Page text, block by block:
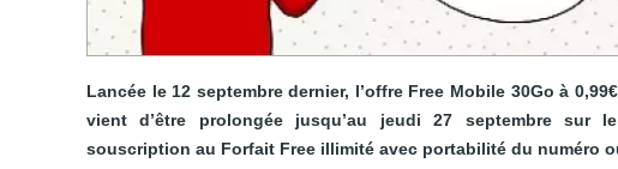
Lancée le 12 septembre dernier, l’offre Free Mobile 30Go à
vient d’être prolongée jusqu’au jeudi 27 septembre sur
souscription au Forfait Free illimité avec portabilité du numéro